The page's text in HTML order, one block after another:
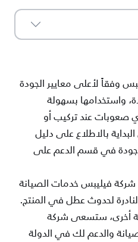
لأعلى معايير الجودة
واستخدامها بسهولة
صعوبات عند تركيب أو
بالاطلاع على دليل
في قسمالدعم على
فيليبس خدمات الصيانة
لحدوث عطل في المنتج.
أخرى، ستسعى شركة
والدعم لك في الدولة